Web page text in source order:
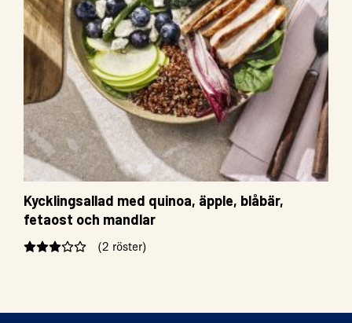
Kycklingsallad med quinoa, äpple, blåbär,
fetaost och mandlar
(2 röster)